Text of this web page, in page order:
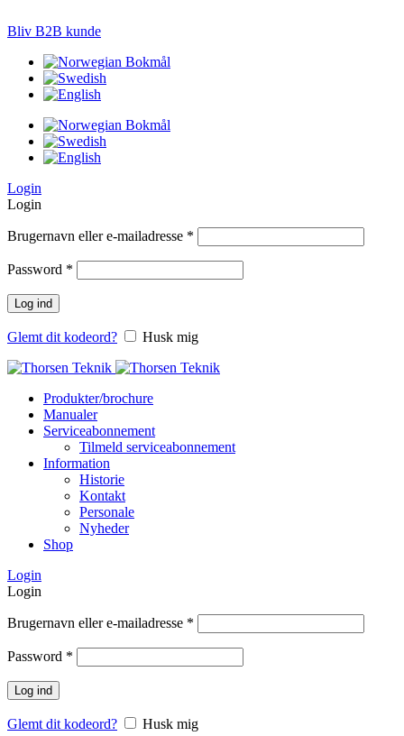
Bliv B2B kunde
Login
Login
Brugernavn eller e-mailadresse *
Password *
Log ind
Glemt dit kodeord? Husk mig
Produkter/brochure
Manualer
Serviceabonnement
Tilmeld serviceabonnement
Information
Historie
Kontakt
Personale
Nyheder
Shop
Login
Login
Brugernavn eller e-mailadresse *
Password *
Log ind
Glemt dit kodeord?
Husk mig